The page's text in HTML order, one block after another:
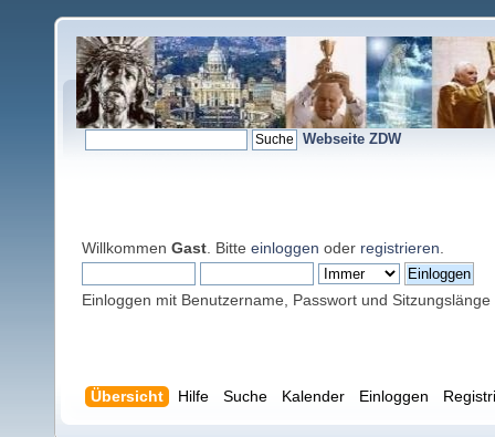
Webseite ZDW
Willkommen Gast . Bitte einloggen oder registrieren
Einloggen mit Benutzername, Passwort und Sitzungslänge
Übersicht Hilfe Suche Kalender Einloggen